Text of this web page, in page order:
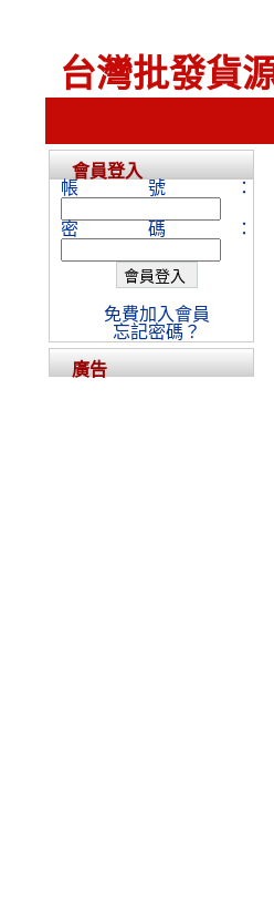
台灣批發貨
會員登入
帳號：
密碼：
免費加入會員
忘記密碼？
廣告